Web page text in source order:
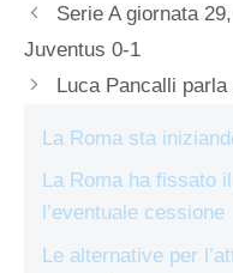
Serie A giornata
Juventus 0-1
Luca Pancalli
La Roma sta
La Roma ha fissato
l’eventuale cessione
Le alternative per